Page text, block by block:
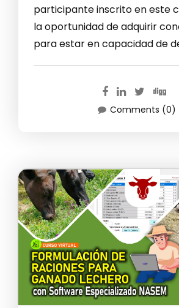
participante inscrito en este
la oportunidad de adquirir
para estar en capacidad de
Comments (0)